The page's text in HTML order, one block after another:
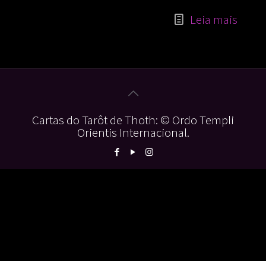
Leia mais
Cartas do Tarôt de Thoth: © Ordo Templi
Orientis Internacional.